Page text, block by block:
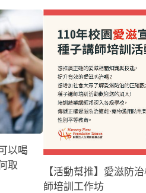
以喝
取
【活動幫推】愛滋防
師培訓工作坊